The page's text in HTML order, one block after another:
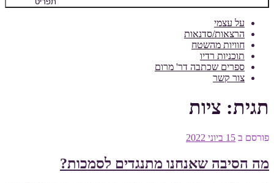
על עצמי
הרצאות/סדנאות
חוויות מהשטח
תוכניות רדיו
ספרים שכתבה דר' מרום
צור קשר
תגית: ציות
פורסם ב 15 ביוני 2022
מה הסיבה שאנחנו מתנגדים לסמכות?